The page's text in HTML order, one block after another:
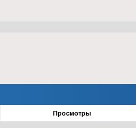
Просмотры